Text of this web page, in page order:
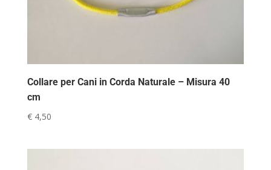
Collare per Cani in Corda Naturale – Misura 40
cm
€4,50